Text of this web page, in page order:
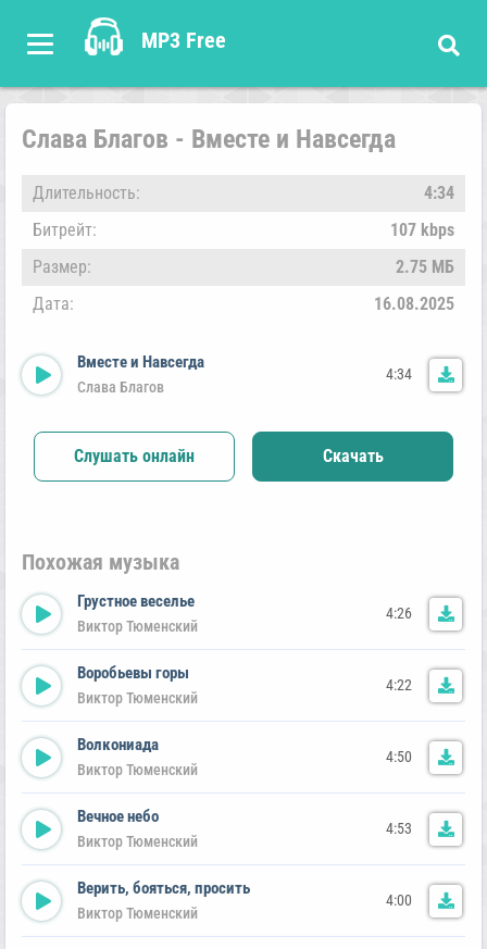
MP3 Free
Слава Благов - Вместе и Навсегда
Длительность:
4:34
Битрейт:
107 kbps
Размер:
2.75 МБ
Дата:
16.08.2025
Вместе и Навсегда
Слава Благов
4:34
Слушать онлайн Скачать
Похожая музыка
Грустное веселье
Виктор Тюменский
4:26
Воробьевы горы
Виктор Тюменский
4:22
Волкониада
Виктор Тюменский
4:50
Вечное небо
Виктор Тюменский
4:53
Верить, бояться, просить
Виктор Тюменский
4:00